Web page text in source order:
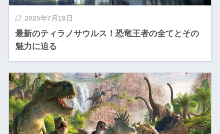
2025年7月19日
最新のティラノサウルス！恐竜王者の全てとその
魅力に迫る